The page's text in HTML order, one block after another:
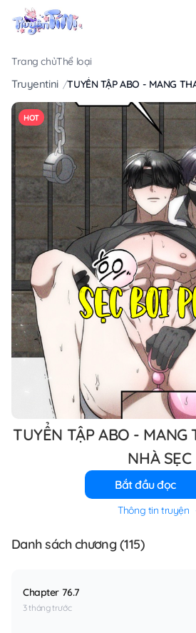
Trang chủThể loại
Truyentini TUYỂN TẬP ABO - MANG
HOT
TUYỂN TẬP ABO - MANG
NHÀ SẸC
Bắt đầu đọc
Thông tin truyện
Danh sách chương (115)
Chapter 76.7
3 tháng trước